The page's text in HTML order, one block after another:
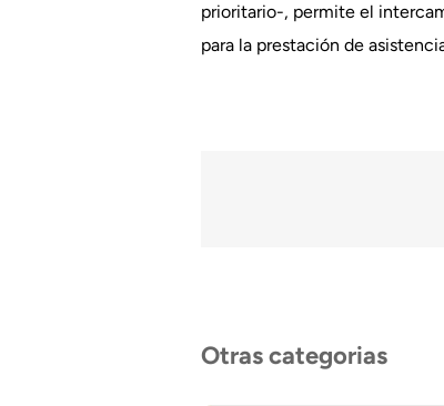
prioritario-, permite el
para la prestación de
Otras categorias